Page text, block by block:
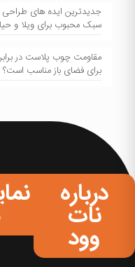
سبک محبوب برای ویلا و
مقاومت چوب پلاست در
برای فضای باز مناسب است؟
درباره
نات
وود